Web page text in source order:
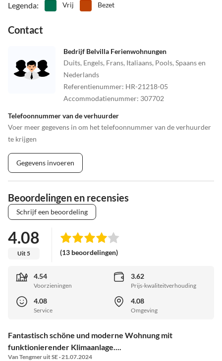
Legenda: Vrij Bezet
Contact
Bedrijf Belvilla Ferienwohnungen
Duits, Engels, Frans, Italiaans, Pools, Spaans en
Nederlands
Referentienummer: HR-21218-05
Accommodatienummer: 307702
Telefoonnummer van de verhuurder
Voer meer gegevens in om het telefoonnummer van de verhuurder
te krijgen
Gegevens invoeren
Beoordelingen en recensies
Schrijf een beoordeling
4.08
Uit 5 (13 beoordelingen)
4.54
Voorzieningen
3.62
Prijs-kwaliteitverhouding
4.08
Service
4.08
Omgeving
Fantastisch schöne und moderne Wohnung mit
funktionierender Klimaanlage....
Van Tengmer uit SE · 21.07.2024